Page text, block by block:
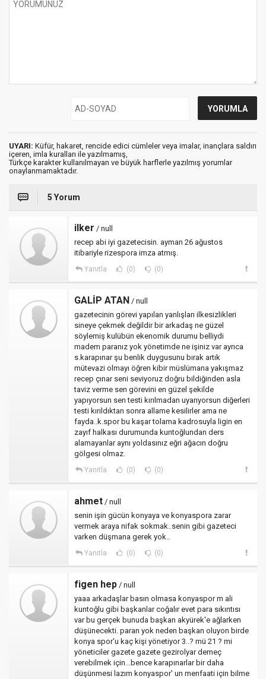
UYARI: Küfür, hakaret, rencide edici cümleler veya imalar, inançlara saldırı
içeren, imla kuralları ile yazılmamış,
Türkçe karakter kullanılmayan ve büyük harflerle yazılmış yorumlar
onaylanmamaktadır.
5 Yorum
ilker / null
recep abi iyi gazetecisin. ayman 26 ağustos
itibariyle rizespora imza atmış.
Yanıtla (0) (0)
GALİP ATAN / null
gazetecinin görevi yapılan yanlışları ilkesizlikleri
sineye çekmek değildir bir arkadaş ne güzel
söylemiş kulübün ekenomik durumu belliydi
madem paranız yok yönetimde ne işiniz var ayrıca
s.karapınar şu benlik duygusunu bırak artık
mütevazi olmayı öğren kibir müslümana yakışmaz
recep çınar seni seviyoruz doğru bildiğinden asla
taviz verme sen görevini en güzel şekilde
yapıyorsun sen testi kırılmadan uyarıyorsun diğerleri
testi kırıldıktan sonra allame kesilirler ama ne
fayda..k.spor bu kaşar tolama kadrosuyla ligin en
zayıf halkası durumunda kuntoğlundan ders
alamayanlar aynı yoldasınız eğri ağacın doğru
gölgesi olmaz.
Yanıtla (0) (0)
ahmet / null
senin işin gücün konyaya ve konyaspora zarar
vermek araya nifak sokmak..senin gibi gazeteci
varken düşmana gerek yok..
Yanıtla (0) (0)
figen hep / null
yaaa arkadaşlar basın olmasa konyaspor m ali
kuntoğlu gibi başkanlar coğalır evet para sıkıntısı
var bu gerçek bunuda başkan akyürek'e ağlarken
düşünecekti. paran yok neden başkan oluyon birde
konya spor'u kaç kişi yönetiyor 3..? mü 21 ? mi
yöneticiler gazete gazete gezirolyar demeç
verebilmek için...bence karapınarlar bir daha
düşünmesi lazım konyaspor' un menfaati için bilme